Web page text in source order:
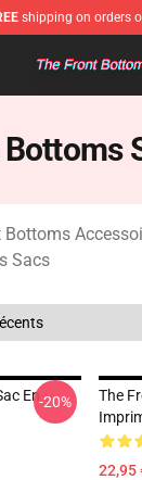
shipping on orders
Store -
Bottoms
Sacs
En-20%
The
22,95